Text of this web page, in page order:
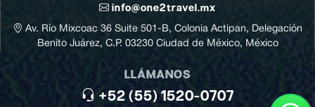
info@one2travel.mx
Av. Río Mixcoac 36 Suite 501-B, Colonia Actipan, Delegación
Benito Juárez, C.P. 03230 Ciudad de México, México
LLÁMANOS
+52 (55) 1520-0707